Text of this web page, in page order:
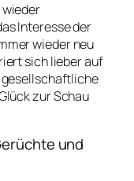
Interesse der
wieder neu
sich lieber auf
gesellschaftliche
zur Schau
und